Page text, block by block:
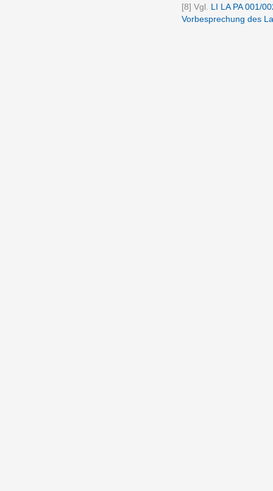
[8] Vgl. LI LA PA 001/
Vorbesprechung des